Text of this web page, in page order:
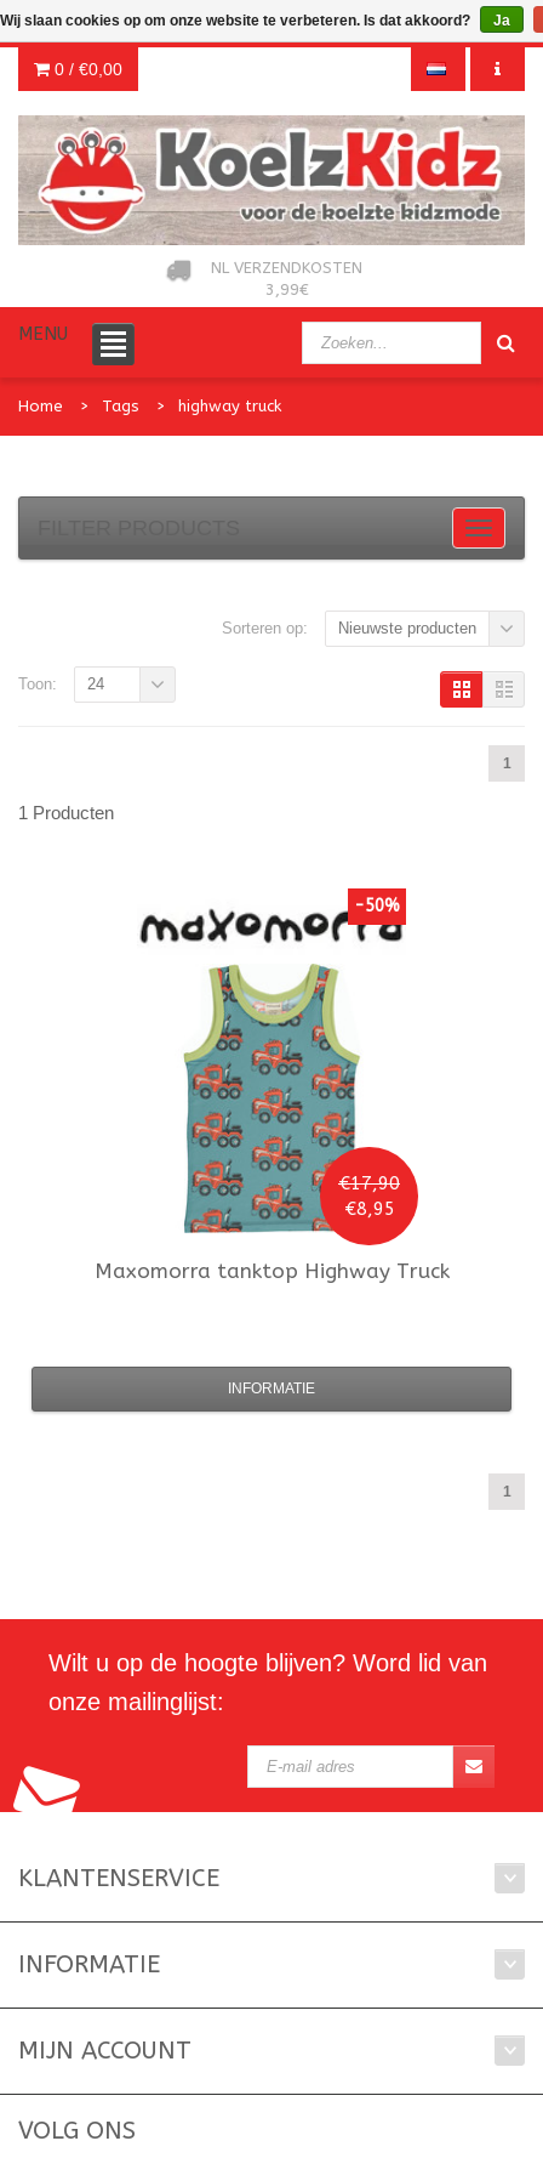
0 / €0,00
NL VERZENDKOSTEN
3,99€
MENU
Home Tags highway truck
Sorteren op: Nieuwste producten
1
Toon: 24
1 Producten
€17,90
€8,95
-50%
Maxomorra tanktop Highway Truck
INFORMATIE
1
Wilt u op de hoogte blijven? Word lid van
onze mailinglijst:
KLANTENSERVICE
INFORMATIE
MIJN ACCOUNT
VOLG ONS
Wij slaan cookies op om onze website te verbeteren. Is dat akkoord? Ja